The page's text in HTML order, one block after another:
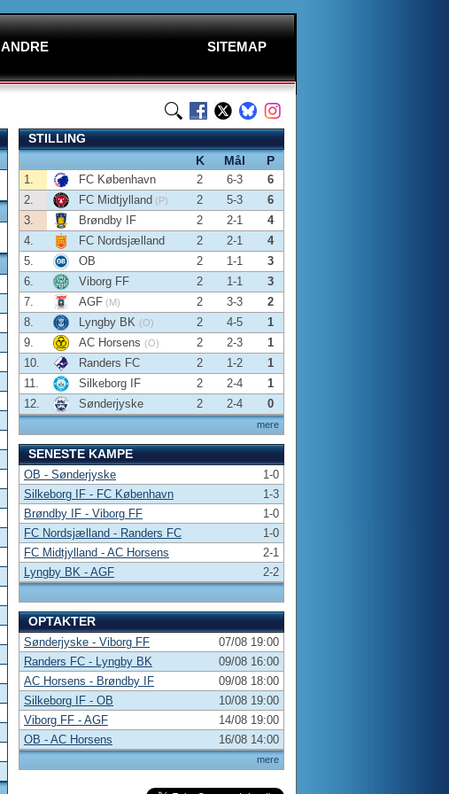
ANDRE SITEMAP
STILLING
K
Mål P
mere
1. FC København 2 6-3
6
2.
FC Midtjylland (P) 2 5-3
6
3.
Brøndby IF 2 2-1
4
4.
FC Nordsjælland 2 2-1
4
5.
OB 2 1-1
3
6.
Viborg FF 2 1-1
3
7.
AGF (M) 2 3-3
2
8.
Lyngby BK (O) 2 4-5
1
9.
AC Horsens (O) 2 2-3
1
10.
Randers FC 2 1-2
1
11.
Silkeborg IF 2 2-4
1
12.
Sønderjyske 2 2-4 0
SENESTE KAMPE
OB - Sønderjyske
1-0
Silkeborg IF - FC København
1-3
Brøndby IF - Viborg FF
1-0
FC Nordsjælland - Randers FC
1-0
FC Midtjylland - AC Horsens
2-1
Lyngby BK - AGF
2-2
OPTAKTER
mere
Sønderjyske - Viborg FF
07/08 19:00
Randers FC - Lyngby BK
09/08 16:00
AC Horsens - Brøndby IF
09/08 18:00
Silkeborg IF - OB
10/08 19:00
Viborg FF - AGF
14/08 19:00
OB - AC Horsens
16/08 14:00